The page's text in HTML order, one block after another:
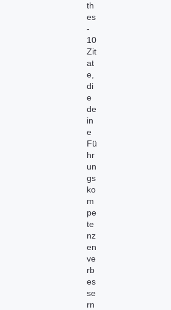
th
es
-
10
Zit
at
e,
di
e
de
in
e
Fü
hr
un
gs
ko
m
pe
te
nz
en
ve
rb
es
se
rn